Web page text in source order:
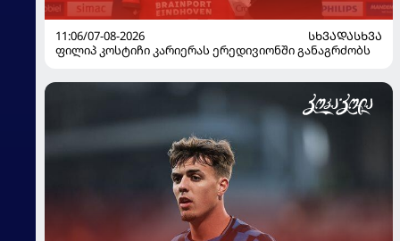
11:06/07-08-2026
ᲡᲮᲕᲐᲓᲐᲡᲮᲕᲐ
ფილიპ კოსტიჩი კარიერას ერედივიონში განაგრძობს